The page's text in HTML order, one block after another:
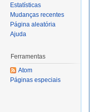
Estatísticas
Mudanças recentes
Página aleatória
Ajuda
Ferramentas
Atom
Páginas especiais